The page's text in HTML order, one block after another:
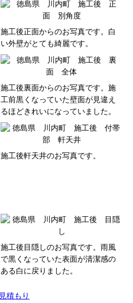
施工後正面からのお写真です。白
い外壁がとても綺麗です。
施工後裏面からのお写真です。施
工前黒くなっていた壁面が見違え
るほどきれいになっていました。
施工後軒天井のお写真です。
施工後目隠しのお写真です。雨風
で黒くなっていた表面が清潔感の
ある白に戻りました。